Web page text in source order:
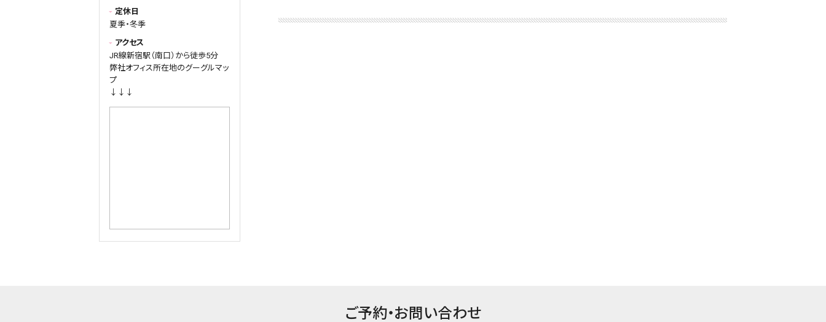
は翌営業日以降順次返答差し上げ
ます。
ご面倒をおかけいたしますがどうぞ
宜しくお願い申し上げます。
query_builder2024.07.29
夏季休業期間：2024年8月13日
（火）～15日（木）迄。
休業期間中に頂きましたお問合せ
定休日
夏季・冬季
アクセス
JR線新宿駅（南口）から徒歩5分
弊社オフィス所在地のグーグルマッ
プ
↓↓↓
ご予約・お問い合わせ